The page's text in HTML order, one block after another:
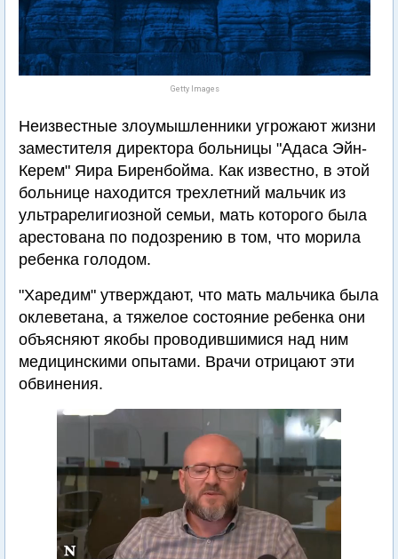
Getty Images
Неизвестные злоумышленники угрожают жизни
заместителя директора больницы "Адаса Эйн-
Керем" Яира Биренбойма. Как известно, в этой
больнице находится трехлетний мальчик из
ультрарелигиозной семьи, мать которого была
арестована по подозрению в том, что морила
ребенка голодом.
"Харедим" утверждают, что мать мальчика была
оклеветана, а тяжелое состояние ребенка они
объясняют якобы проводившимися над ним
медицинскими опытами. Врачи отрицают эти
обвинения.